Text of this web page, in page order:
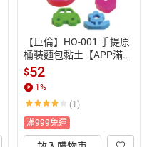
【巨倫】HO-001 手提原
桶裝麵包黏土【APP滿額
下單10%點數(單一帳號
最高1500點)】8/31止
$52
1%
(1)
滿999免運